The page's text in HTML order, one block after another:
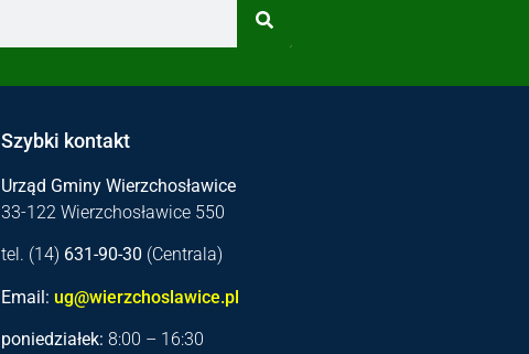
Szybki kontakt
Urząd Gminy Wierzchosławice
33-122 Wierzchosławice 550
tel. (14) 631-90-30 (Centrala)
Email: ug@wierzchoslawice.pl
poniedziałek: 8:00 – 16:30